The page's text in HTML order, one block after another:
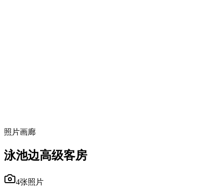
照片画廊
泳池边高级客房
4张照片